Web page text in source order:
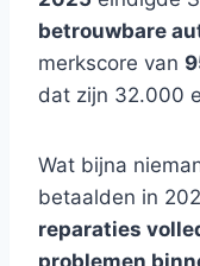
betrouwbare
merkscore van
dat zijn 32.000
Wat bijna
betaalden in
reparaties
problemen